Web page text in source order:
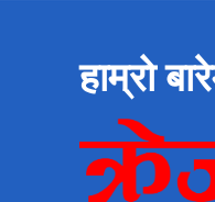
हाम्रो